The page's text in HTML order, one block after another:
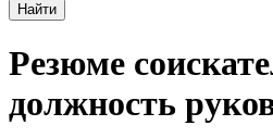
Найти
Резюме
должность